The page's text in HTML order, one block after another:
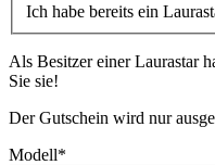
Ich habe bereits ein
Als Besitzer einer Laurastar
Sie sie!
Der Gutschein wird nur
Modell*